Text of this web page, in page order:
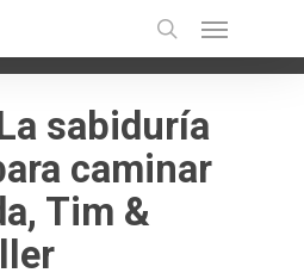
search
sabiduría
caminar
Tim &
móvil